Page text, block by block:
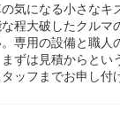
気になる小さなキ
程大破したクルマ
専用の設備と職人
ずは見積からとい
ッフまでお申し付